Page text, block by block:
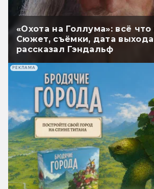
«Охота на Голлума»: всё что
Сюжет, съёмки, дата
рассказал Гэндальф
РЕКЛАМА